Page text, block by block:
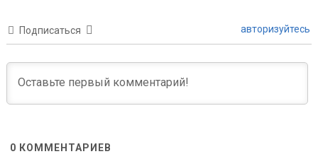
Подписаться авторизуйтесь
0 КОММЕНТАРИЕВ